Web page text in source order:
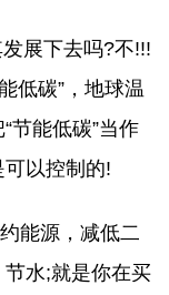
展下去吗?不!!!
低碳”，地球温
节能低碳”当作
以控制的!
能源，减低二
水;就是你在买